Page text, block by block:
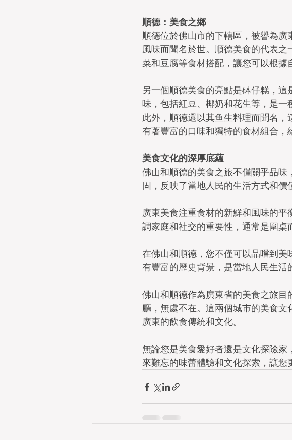
順德：美食之鄉
順德位於佛山市的下轄區，被譽為
風味而聞名於世。順德美食的代表
菜和豆腐等食材搭配，讓您可以根據
另一個順德美食的亮點是砵仔糕，
味，包括紅豆、椰奶和花生等，是一
此外，順德還以其鱼生料理而聞名
有著豐富的口味和獨特的食材組合，
美食文化的深厚底蘊
佛山和順德的美食之旅不僅關乎品
固，反映了當地人民的生活方式和價
廣東美食注重食材的新鮮和風味的
調家庭和社交的重要性，通常是圍桌
在佛山和順德，您不僅可以品嚐到
有豐富的歷史背景，是當地人民生活
佛山和順德作為廣東省的美食之旅
廳，無處不在。這兩個城市的美食
廣東的飲食傳統和文化。
無論您是美食愛好者還是文化探險
來難忘的味蕾體驗和文化探索，讓您